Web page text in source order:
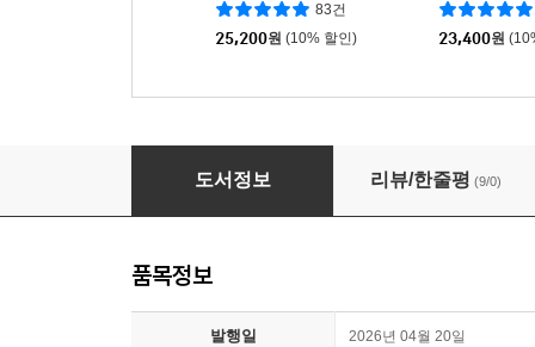
83건
25,200원 (10% 할인) 23,400원
설기와 살구(작가 친필 사인본)
도서정보 리뷰/한줄평 (9/0)
품목정보
발행일 2026년 04월 20일